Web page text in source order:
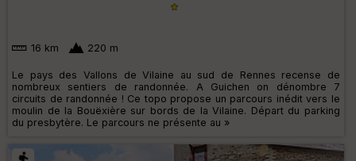
16 km 220 m
Le pays des Vallons de Vilaine au sud de Rennes recense de
nombreux sentiers de randonnée. A Guichen on dénombre 7
circuits de randonnée ! Ce topo propose un parcours inédit vers le
moulin de la Bouëxière sur bords de la Vilaine. Départ du parking
du presbytère. Le parcours ne présente au »